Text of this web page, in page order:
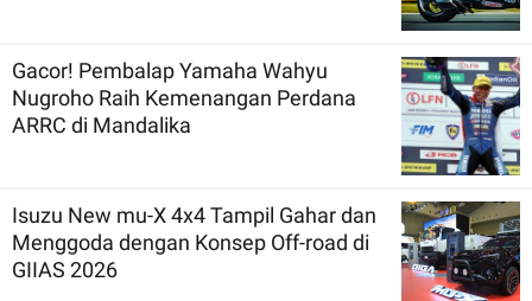
Gacor! Pembalap Yamaha Wahyu
Nugroho Raih Kemenangan Perdana
ARRC di Mandalika
Isuzu New mu-X 4x4 Tampil Gahar dan
Menggoda dengan Konsep Off-road di
GIIAS 2026